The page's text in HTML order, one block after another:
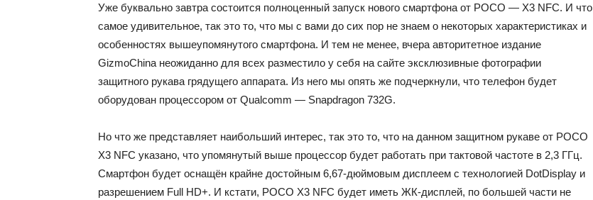
Уже буквально завтра состоится полноценный запуск нового смартфона от POCO — X3 NFC. И что
самое удивительное, так это то, что мы с вами до сих пор не знаем о некоторых характеристиках и
особенностях вышеупомянутого смартфона. И тем не менее, вчера авторитетное издание
GizmoChina неожиданно для всех разместило у себя на сайте эксклюзивные фотографии
защитного рукава грядущего аппарата. Из него мы опять же подчеркнули, что телефон будет
оборудован процессором от Qualcomm — Snapdragon 732G.
Но что же представляет наибольший интерес, так это то, что на данном защитном рукаве от POCO
X3 NFC указано, что упомянутый выше процессор будет работать при тактовой частоте в 2,3 ГГц.
Смартфон будет оснащён крайне достойным 6,67-дюймовым дисплеем с технологией DotDisplay и
разрешением Full HD+. И кстати, POCO X3 NFC будет иметь ЖК-дисплей, по большей части не